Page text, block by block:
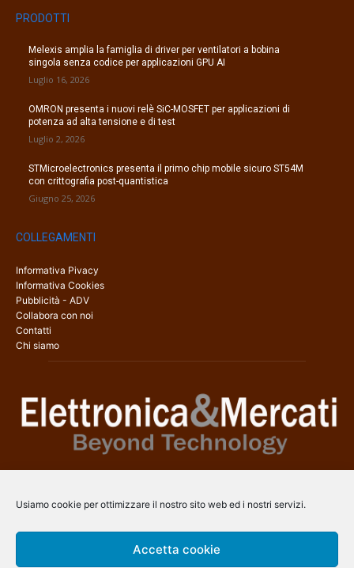
Usiamo cookie per ottimizzare il nostro sito web ed i nostri servizi.
Accetta cookie
PRODOTTI
Melexis amplia la famiglia di driver per ventilatori a bobina
singola senza codice per applicazioni GPU AI
Luglio 16, 2026
OMRON presenta i nuovi relè SiC-MOSFET per applicazioni di
potenza ad alta tensione e di test
Luglio 2, 2026
STMicroelectronics presenta il primo chip mobile sicuro ST54M
con crittografia post-quantistica
Giugno 25, 2026
COLLEGAMENTI
Informativa Pivacy
Informativa Cookies
Pubblicità - ADV
Collabora con noi
Contatti
Chi siamo
una copertura a 360° che coinvolge tecnologie, prodotti, mercati e
info@arscommunication.it